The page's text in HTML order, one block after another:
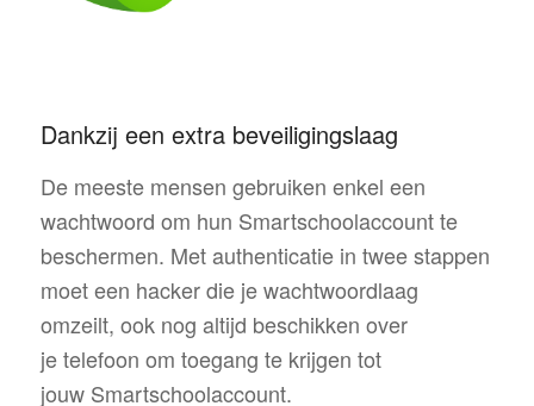
Dankzij een extra beveiligingslaag
De meeste mensen gebruiken enkel een
wachtwoord om hun Smartschoolaccount te
beschermen. Met authenticatie in twee stappen
moet een hacker die je wachtwoordlaag
omzeilt, ook nog altijd beschikken over
je telefoon om toegang te krijgen tot
jouw Smartschoolaccount.